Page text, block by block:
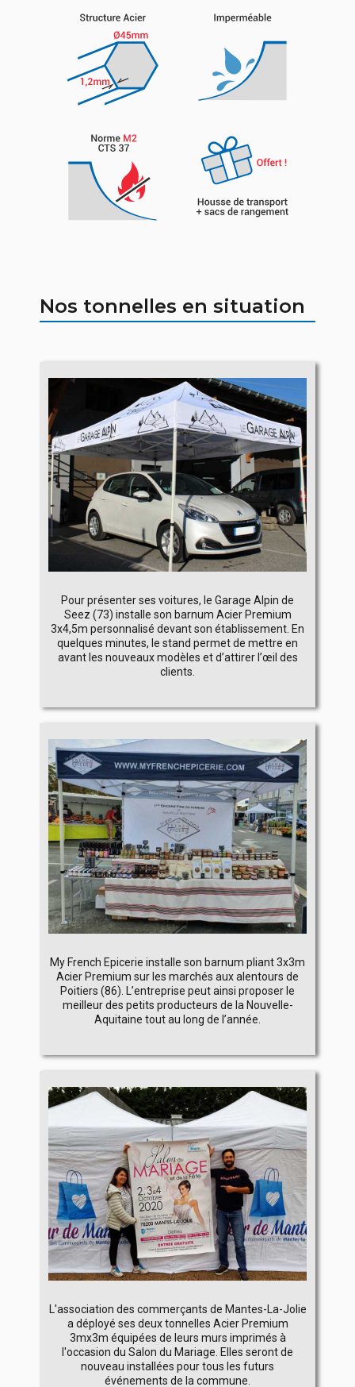
Nos tonnelles en situation
Pour présenter ses voitures, le Garage Alpin de
Seez (73) installe son barnum Acier Premium
3x4,5m personnalisé devant son établissement. En
quelques minutes, le stand permet de mettre en
avant les nouveaux modèles et d’attirer l’œil des
clients.
My French Epicerie installe son barnum pliant 3x3m
Acier Premium sur les marchés aux alentours de
Poitiers (86). L’entreprise peut ainsi proposer le
meilleur des petits producteurs de la Nouvelle-
Aquitaine tout au long de l’année.
L'association des commerçants de Mantes-La-Jolie
a déployé ses deux tonnelles Acier Premium
3mx3m équipées de leurs murs imprimés à
l'occasion du Salon du Mariage. Elles seront de
nouveau installées pour tous les futurs
événements de la commune.